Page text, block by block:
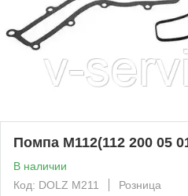
Помпа M112(112 200 05
В наличии
Код: DOLZ M211
Розница